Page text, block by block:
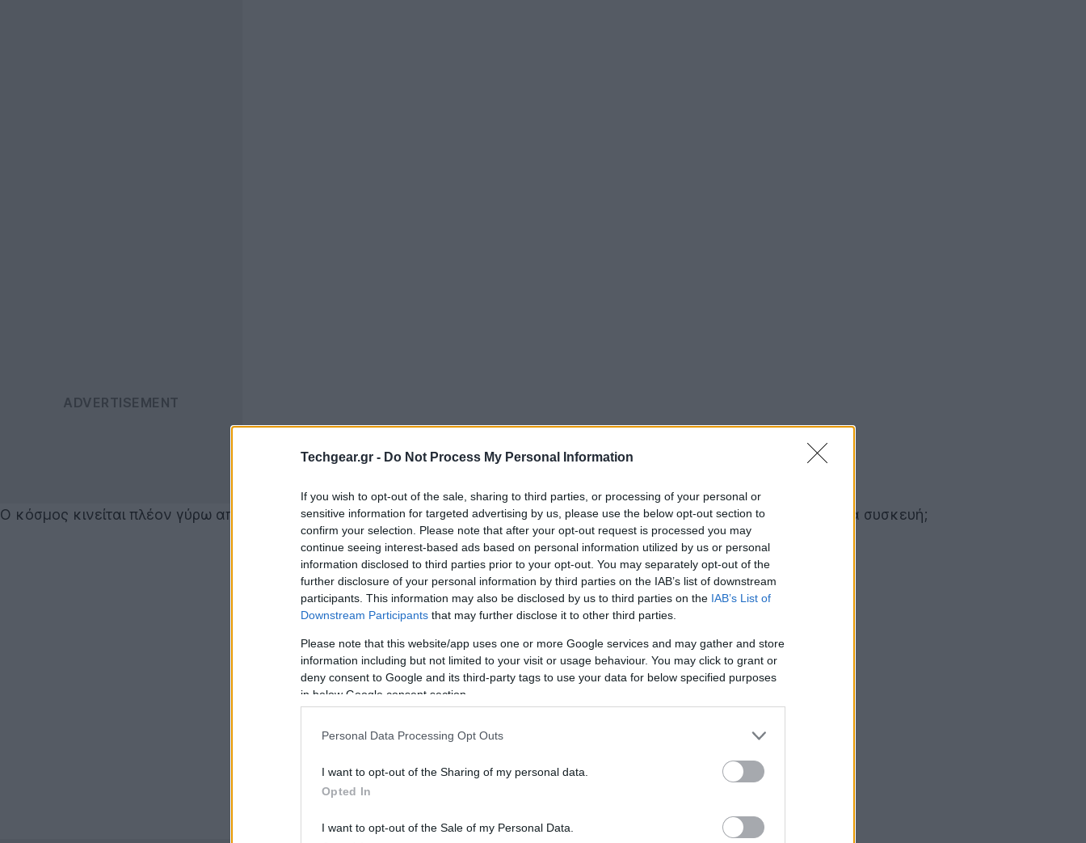
Techgear.gr - Do Not Process My Personal Information
If you wish to opt-out of the sale, sharing to third parties, or processing of your personal or
sensitive information for targeted advertising by us, please use the below opt-out section to
confirm your selection. Please note that after your opt-out request is processed you may
continue seeing interest-based ads based on personal information utilized by us or personal
information disclosed to third parties prior to your opt-out. You may separately opt-out of the
further disclosure of your personal information by third parties on the IAB’s list of downstream
participants. This information may also be disclosed by us to third parties on the IAB’s List of
Downstream Participants that may further disclose it to other third parties.
Please note that this website/app uses one or more Google services and may gather and store
information including but not limited to your visit or usage behaviour. You may click to grant or
deny consent to Google and its third-party tags to use your data for below specified purposes
in below Google consent section.
Personal Data Processing Opt Outs
I want to opt-out of the Sharing of my personal data.
Opted In
I want to opt-out of the Sale of my Personal Data.
Ο κόσμος κινείται πλέον γύρω από συσκευές touchscreen, αλλά μέχρι που μπορεί να φτάσει αυτό; Μήπως σε μια γιγαντιαία συσκευή;